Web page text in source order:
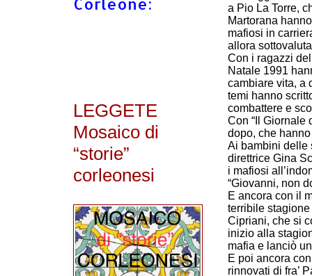
a Pio La Torre,
Martorana
mafiosi in
allora
Con i ragazzi
Natale 1991
cambiare vita, a
temi hanno
combattere e
Con “Il Giornale
dopo, che
Ai bambini delle
direttrice Gina
i mafiosi
“Giovanni, non
E ancora con il
terribile
Cipriani, che si
inizio alla
mafia e lanciò
E poi ancora
rinnovati di fra’
LEGGETE
Mosaico di
“storie”
corleonesi